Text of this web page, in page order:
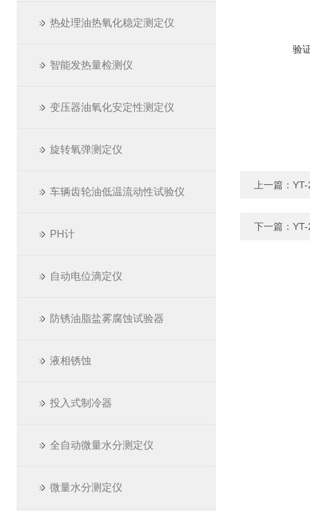
热处理油热氧化稳定测定仪
智能发热量检测仪
变压器油氧化安定性测定仪
旋转氧弹测定仪
车辆齿轮油低温流动性试验仪
PH计
自动电位滴定仪
防锈油脂盐雾腐蚀试验器
液相锈蚀
投入式制冷器
全自动微量水分测定仪
微量水分测定仪
验
上一篇：
下一篇：